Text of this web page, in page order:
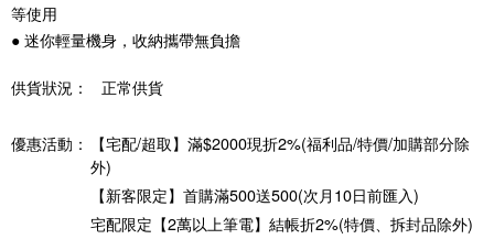
等使用
● 迷你輕量機身，收納攜帶無負擔
供貨狀況： 正常供貨
優惠活動：
【宅配/超取】滿$2000現折2%(福利品/特價/加購部分除
外)
【新客限定】首購滿500送500(次月10日前匯入)
宅配限定【2萬以上筆電】結帳折2%(特價、拆封品除外)